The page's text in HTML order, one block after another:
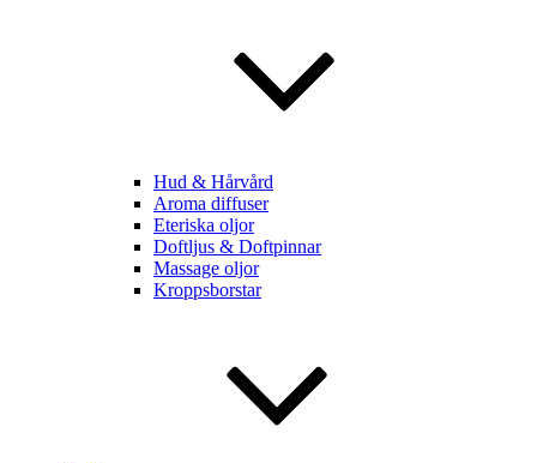
Hud & Hårvård
Aroma diffuser
Eteriska oljor
Doftljus & Doftpinnar
Massage oljor
Kroppsborstar